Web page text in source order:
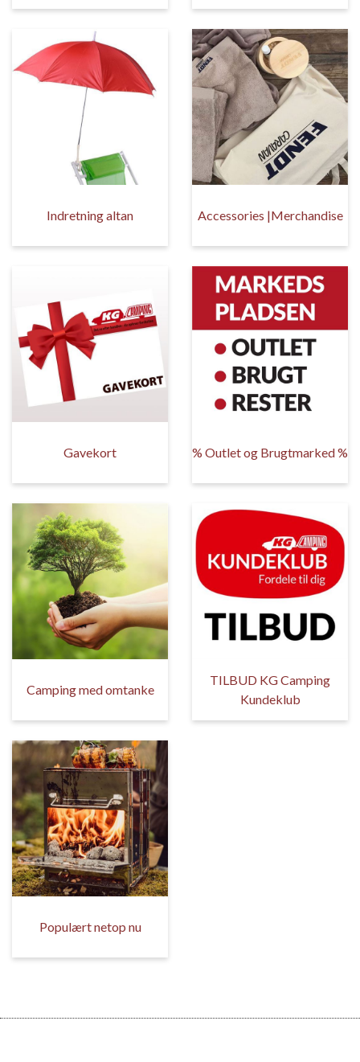
Indretning altan Accessories |Merchandise
Gavekort % Outlet og Brugtmarked %
Camping med omtanke
TILBUD KG Camping
Kundeklub
Populært netop nu